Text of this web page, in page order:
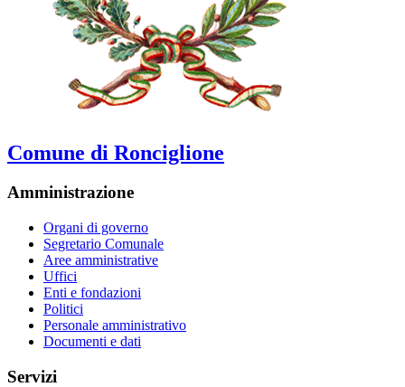
Comune di Ronciglione
Amministrazione
Organi di governo
Segretario Comunale
Aree amministrative
Uffici
Enti e fondazioni
Politici
Personale amministrativo
Documenti e dati
Servizi